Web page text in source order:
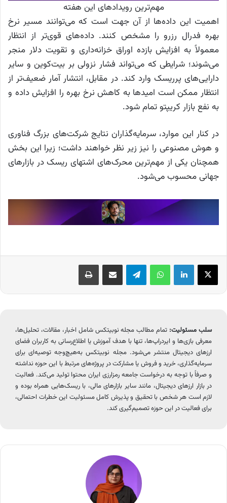
مهم‌ترین رویدادهای این هفته
اهمیت این داده‌ها از آن جهت است که می‌توانند مسیر نرخ
بهره فدرال رزرو را مشخص کنند. داده‌های قوی‌تر از انتظار
معمولاً به افزایش بازده اوراق خزانه‌داری و تقویت دلار منجر
می‌شوند؛ شرایطی که می‌تواند فشار نزولی بر بیت‌کوین و سایر
دارایی‌های پرریسک وارد کند. در مقابل، انتشار آمار ضعیف‌تر از
انتظار ممکن است امیدها به کاهش نرخ بهره را افزایش داده و
به نفع بازار کریپتو تمام شود.
در کنار این موارد، سرمایه‌گذاران نتایج شرکت‌های بزرگ فناوری
و هوش مصنوعی را نیز زیر نظر خواهند داشت؛ زیرا این بخش
همچنان یکی از مهم‌ترین محرک‌های اشتهای ریسک در بازارهای
جهانی محسوب می‌شود.
X لینکدین واتس آپ تلگرام اشتراک گذاری از طریق ایمیل چاپ
سلب مسئولیت: تمام مطالب مجله نوبیتکس شامل اخبار، مقالات، تحلیل‌ها،
معرفی بازی‌ها و ایردراپ‌ها، تنها با هدف آموزش یا اطلاع‌رسانی به کاربران فضای
ارزهای دیجیتال منتشر می‌شود. مجله نوبیتکس به‌هیچ‌وجه توصیه‌ای برای
سرمایه‌گذاری، خرید و فروش یا مشارکت در پروژه‌های مرتبط با این حوزه نداشته
و صرفاً با توجه به درخواست جامعه رمزارزی ایران محتوا تولید می‌کند. فعالیت
در بازار ارزهای دیجیتال، مانند سایر بازارهای مالی، با ریسک‌هایی همراه بوده و
لازم است هر شخص با تحقیق و پذیرش کامل مسئولیت این خطرات احتمالی،
برای فعالیت در این حوزه تصمیم‌گیری کند.